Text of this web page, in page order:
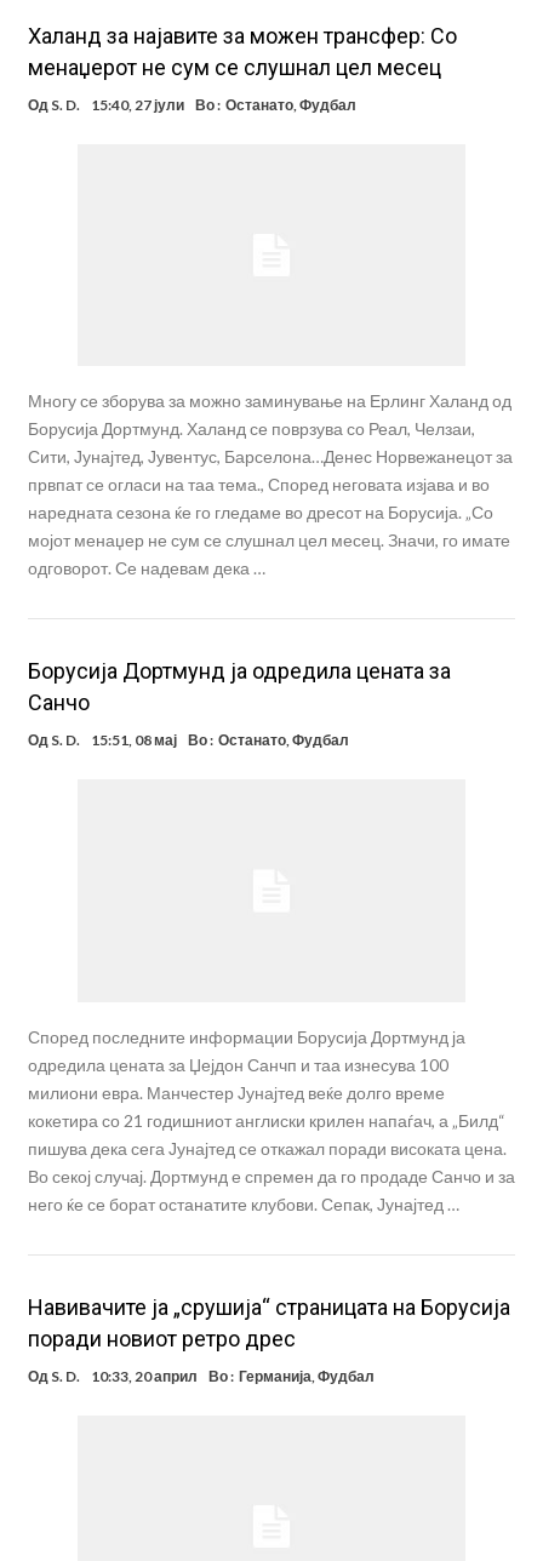
Халанд за најавите за можен трансфер: Со
менаџерот не сум се слушнал цел месец
Од S. D. 15:40, 27 јули Во : Останато,Фудбал
Многу се зборува за можно заминување на Ерлинг Халанд од
Борусија Дортмунд. Халанд се поврзува со Реал, Челзаи,
Сити, Јунајтед, Јувентус, Барселона…Денес Норвежанецот за
првпат се огласи на таа тема., Според неговата изјава и во
наредната сезона ќе го гледаме во дресот на Борусија. „Со
мојот менаџер не сум се слушнал цел месец. Значи, го имате
одговорот. Се надевам дека …
Борусија Дортмунд ја одредила цената за
Санчо
Од S. D. 15:51, 08 мај Во : Останато,Фудбал
Според последните информации Борусија Дортмунд ја
одредила цената за Џејдон Санчп и таа изнесува 100
милиони евра. Манчестер Јунајтед веќе долго време
кокетира со 21 годишниот англиски крилен напаѓач, а „Билд“
пишува дека сега Јунајтед се откажал поради високата цена.
Во секој случај. Дортмунд е спремен да го продаде Санчо и за
него ќе се борат останатите клубови. Сепак, Јунајтед …
Навивачите ја „срушија“ страницата на Борусија
поради новиот ретро дрес
Од S. D. 10:33, 20 април Во : Германија Фудбал